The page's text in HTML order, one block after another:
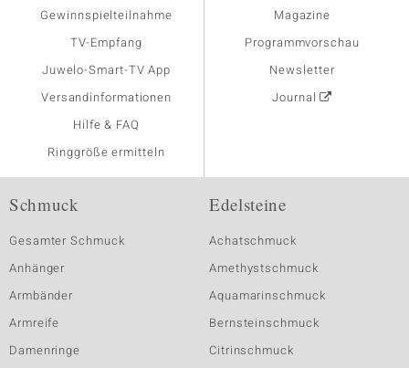
Gewinnspielteilnahme
TV-Empfang
Juwelo-Smart-TV App
Versandinformationen
Hilfe & FAQ
Ringgröße ermitteln
Magazine
Programmvorschau
Newsletter
Journal
Schmuck
Gesamter Schmuck
Anhänger
Armbänder
Armreife
Damenringe
Edelsteine
Achatschmuck
Amethystschmuck
Aquamarinschmuck
Bernsteinschmuck
Citrinschmuck